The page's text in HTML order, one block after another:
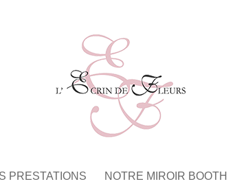
PRESTATIONS NOTRE MIROIR BOOTH